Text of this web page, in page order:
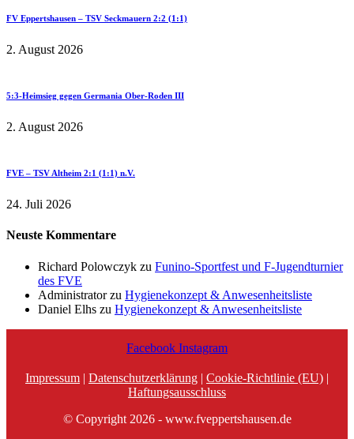
FV Eppertshausen – TSV Seckmauern 2:2 (1:1)
2. August 2026
5:3-Heimsieg gegen Germania Ober-Roden III
2. August 2026
FVE – TSV Altheim 2:1 (1:1) n.V.
24. Juli 2026
Neuste Kommentare
Richard Polowczyk zu Funino-Sportfest und F-Jugendturnier
des FVE
Administratorzu Hygienekonzept & Anwesenheitsliste
Daniel Elhs zu Hygienekonzept & Anwesenheitsliste
Facebook Instagram
Impressum | Datenschutzerklärung | Cookie-Richtlinie (EU) |
Haftungsausschluss
© Copyright 2026 - www.fveppertshausen.de